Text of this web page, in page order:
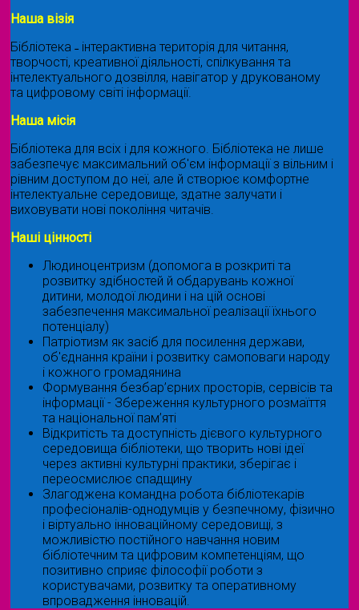
Наша візія
Бібліотека ˗ інтерактивна територія для читання,
творчості, креативної діяльності, спілкування та
інтелектуального дозвілля, навігатор у друкованому
та цифровому світі інформації.
Наша місія
Бібліотека для всіх і для кожного. Бібліотека не лише
забезпечує максимальний об'єм інформації з вільним і
рівним доступом до неї, але й створює комфортне
інтелектуальне середовище, здатне залучати і
виховувати нові покоління читачів.
Наші цінності
Людиноцентризм (допомога в розкриті та
розвитку здібностей й обдарувань кожної
дитини, молодої людини і на цій основі
забезпечення максимальної реалізації їхнього
потенціалу)
Патріотизм як засіб для посилення держави,
об'єднання країни і розвитку самоповаги народу
і кожного громадянина
Формування безбар’єрних просторів, сервісів та
інформації - Збереження культурного розмаїття
та національної пам’яті
Відкритість та доступність дієвого культурного
середовища бібліотеки, що творить нові ідеї
через активні культурні практики, зберігає і
переосмислює спадщину
Злагоджена командна робота бібліотекарів
професіоналів-однодумців у безпечному, фізично
і віртуально інноваційному середовищі, з
можливістю постійного навчання новим
бібліотечним та цифровим компетенціям, що
позитивно сприяє філософії роботи з
користувачами, розвитку та оперативному
впровадження інновацій.